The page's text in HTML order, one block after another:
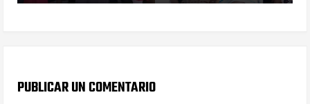
PUBLICAR UN COMENTARIO